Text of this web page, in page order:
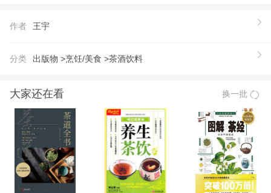
作者 王宇
分类 出版物 >烹饪/美食 >茶酒饮料
大家还在看 换一批